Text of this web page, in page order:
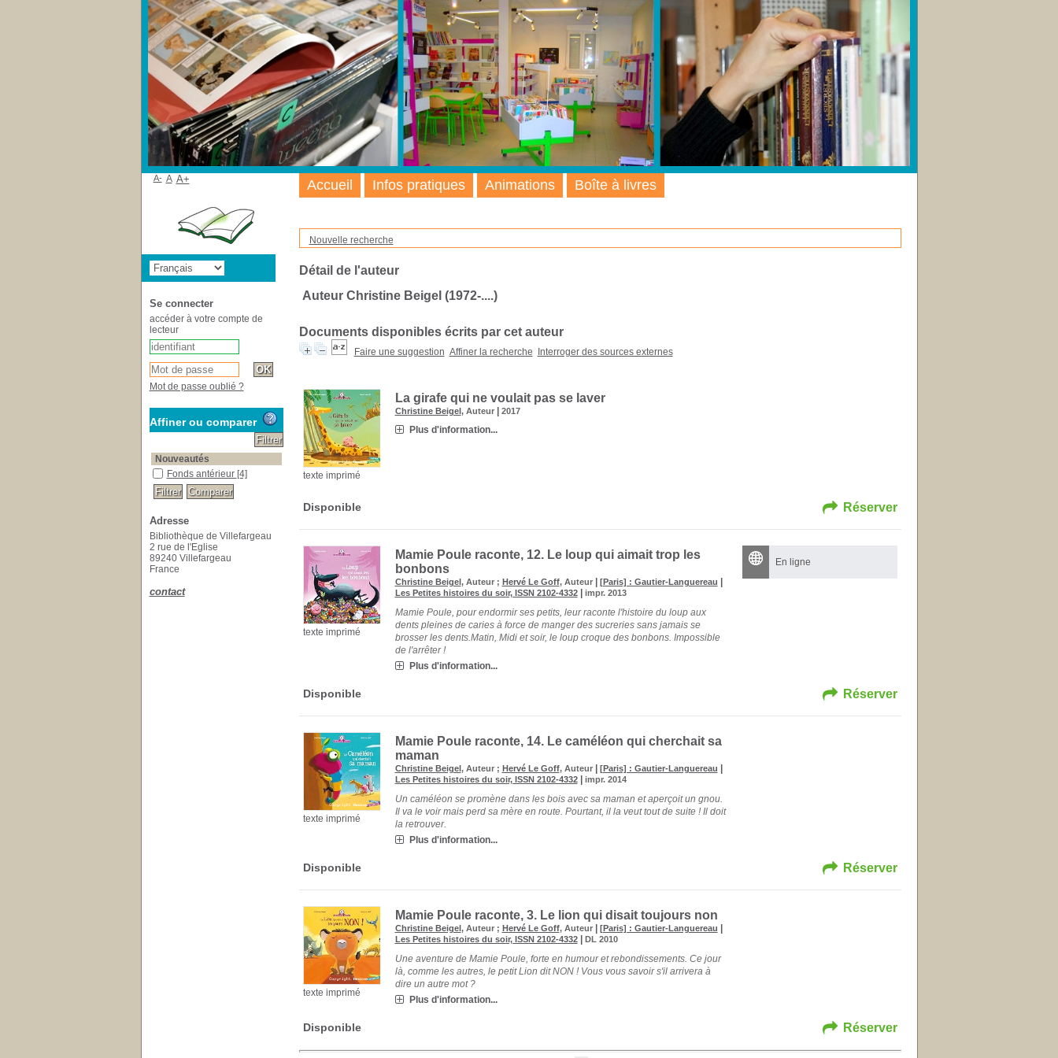
Nouvelle recherche
Détail de l'auteur
Auteur Christine Beigel (1972-....)
Documents disponibles écrits par cet auteur
Faire une suggestion Affiner la recherche Interroger des sources externes
texte imprimé
La girafe qui ne voulait pas se laver
Christine Beigel, Auteur 2017
Plus d'information...
Réserver
Disponible
texte imprimé
Mamie Poule raconte, 12. Le loup qui aimait trop les
bonbons
Christine Beigel, Auteur ; Hervé Le Goff, Auteur [Paris] : Gautier-Languereau
Les Petites histoires du soir, ISSN 2102-4332| impr. 2013
Mamie Poule, pour endormir ses petits, leur raconte l'histoire du loup aux
dents pleines de caries à force de manger des sucreries sans jamais se
brosser les dents.Matin, Midi et soir, le loup croque des bonbons. Impossible
de l'arrêter !
Plus d'information...
En ligne
Réserver
Disponible
texte imprimé
Mamie Poule raconte, 14. Le caméléon qui cherchait sa
maman
Christine Beigel, Auteur ; Hervé Le Goff, Auteur [Paris] : Gautier-Languereau
Les Petites histoires du soir, ISSN 2102-4332| impr. 2014
Un caméléon se promène dans les bois avec sa maman et aperçoit un gnou.
Il va le voir mais perd sa mère en route. Pourtant, il la veut tout de suite ! Il doit
la retrouver.
Plus d'information...
Réserver
Disponible
texte imprimé
Mamie Poule raconte, 3. Le lion qui disait toujours non
Christine Beigel, Auteur ; Hervé Le Goff, Auteur [Paris] : Gautier-Languereau
Les Petites histoires du soir, ISSN 2102-4332| DL 2010
Une aventure de Mamie Poule, forte en humour et rebondissements. Ce jour
là, comme les autres, le petit Lion dit NON ! Vous vous savoir s'il arrivera à
dire un autre mot ?
Plus d'information...
Réserver
Disponible
Accueil Infos pratiques Animations Boîte à livres
A- A A+
Se connecter
accéder à votre compte de
lecteur
Mot de passe oublié ?
Affiner ou comparer
Nouveautés
Fonds antérieur [4]
Adresse
Bibliothèque de Villefargeau
2 rue de l'Eglise
89240 Villefargeau
France
contact